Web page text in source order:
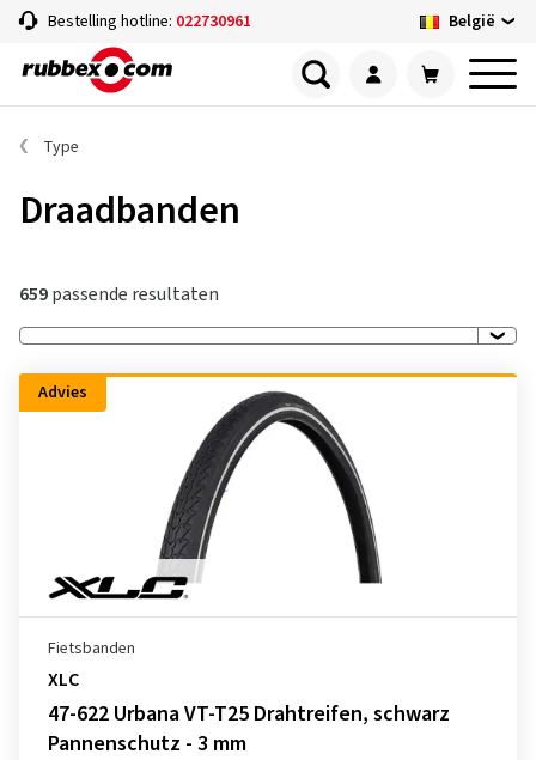
Bestelling hotline: 022730961 België
Type
Draadbanden
659passende resultaten
Advies
Fietsbanden
XLC
47-622 Urbana VT-T25 Drahtreifen, schwarz
Pannenschutz - 3 mm